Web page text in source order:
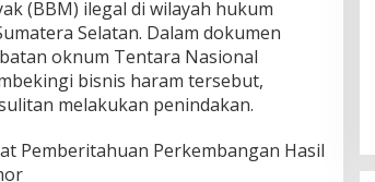
(BBM) ilegal di wilayah hukum
Selatan. Dalam dokumen
oknum Tentara Nasional
bisnis haram tersebut,
melakukan penindakan.
Pemberitahuan Perkembangan Hasil